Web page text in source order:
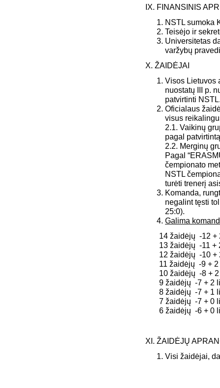
IX. FINANSINIS
NSTL sumoka
Teisėjo ir
Universitetas
varžybų
X. ŽAIDĖJAI
Visos Lietuvos
nuostatų III p.
patvirtinti
Oficialaus
visus
2.1. Vaikinų
pagal
2.2. Merginų
Pagal
čempionato
NSTL
turėti trenerį
Komanda,
negalint tęsti
25:0).
Galima
14 žaidėjų -12 +
13 žaidėjų -11 +
12 žaidėjų -10 + 2
11 žaidėjų -9 + 2
10 žaidėjų -8 + 2
9 žaidėjų -7 + 2
8 žaidėjų -7 + 1
7 žaidėjų -7 + 0
6 žaidėjų -6 +
XI. ŽAIDĖJŲ
Visi žaidėjai,